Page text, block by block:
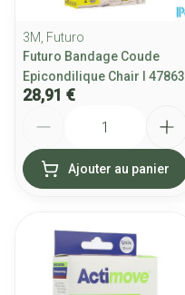
3M, Futuro
Futuro Bandage Coude
Epicondilique Chair l 47863
28,91 €
Ajouter au panier